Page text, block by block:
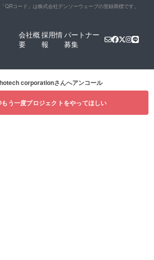
「QRコード」は株式会社デンソーウェーブの登録商標です。
会社概
要
採用情
報
パートナー
募集
corporationさんへアンコール
もう一度プロジェクトをやってほしい